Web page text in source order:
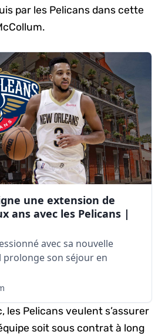
par les Pelicans dans cette
une extension de
ans avec les Pelicans |
avec sa nouvelle
prolonge son séjour en
les Pelicans veulent s’assurer
soit sous contrat à long